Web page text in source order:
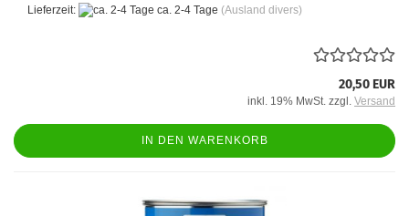
Lieferzeit: ca. 2-4 Tage (Ausland divers)
20,50 EUR
inkl. 19% MwSt. zzgl. Versand
IN DEN WARENKORB